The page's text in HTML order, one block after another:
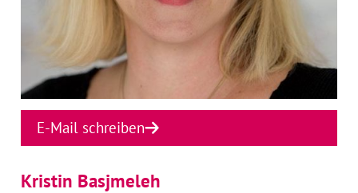
Kristin Basjmeleh
E-Mail schreiben